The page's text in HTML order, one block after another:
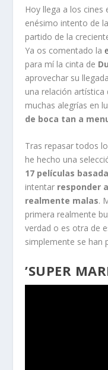
Hoy llega a los
enésimo intento de
partido de la
Ya os comentado la
para mí la cinta de
aprovechar su
una relación artística
muchas alegrías en
de boca tan a
Tras repasar todos
he hecho una
17 películas
intentar responder
realmente malas.
primera realmente
verdad o es otra de
simplemente se han
’SUPER